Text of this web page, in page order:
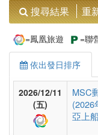
道
歐
洲
美
搜尋結果 重
=鳳凰旅遊 =聯
依出發日排序
2026/12/11
(五)
MSC
(2026
亞上